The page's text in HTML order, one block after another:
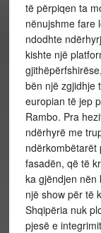
të përpiqen ta
nënujshme fare
ndodhte
kishte një
bën një zgjidhje
europian të jep
Rambo. Pra
ndërhyrë me
ndërkombëtarët
fasadën, që të
ka gjëndjen nën
një show për të
Shqipëria nuk
pjesë e